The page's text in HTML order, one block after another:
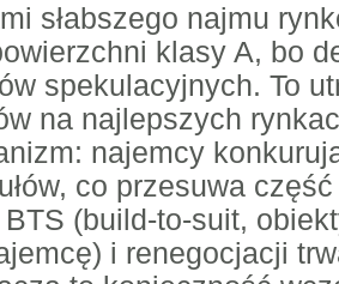
słabszego najmu
klasy A, bo
spekulacyjnych. To
na najlepszych
najemcy
co przesuwa
(build-to-suit,
i renegocjacji